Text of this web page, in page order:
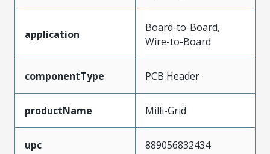
application
Board-to-Board,
Wire-to-Board
componentType PCB Header
productName Milli-Grid
upc 889056832434